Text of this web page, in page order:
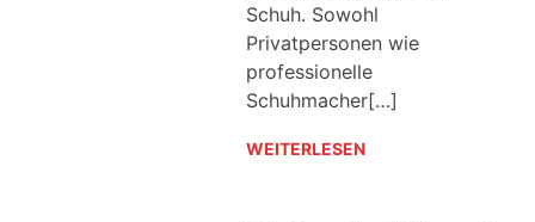
Schuh. Sowohl
Privatpersonen wie
professionelle
Schuhmacher[…]
WEITERLESEN